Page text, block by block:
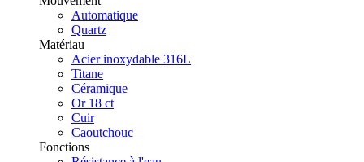
Automatique
Quartz
Matériau
Acier inoxydable 316L
Titane
Céramique
Or 18 ct
Cuir
Caoutchouc
Fonctions